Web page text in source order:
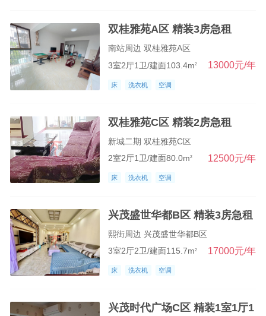
双桂雅苑A区 精装3房急租
南站周边 双桂雅苑A区
3室2厅1卫/建面103.4m2 13000元/年
床 洗衣机 空调
双桂雅苑C区 精装2房急租
新城二期 双桂雅苑C区
2室2厅1卫/建面80.0m2 12500元/年
床 洗衣机 空调
兴茂盛世华都B区 精装3房急租
熙街周边 兴茂盛世华都B区
3室2厅2卫/建面115.7m2 17000元/年
床 洗衣机 空调
兴茂时代广场C区 精装1室1厅1